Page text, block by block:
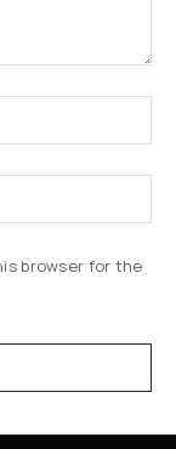
browser for the